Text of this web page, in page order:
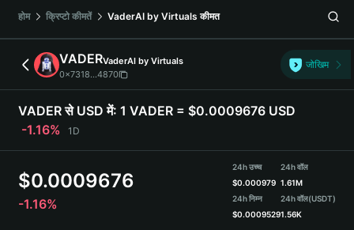
Italiano
Deutsch
简体中文
繁體中文
Português (Portugal)
Bahasa Indonesia
Español
होम क्रिप्टो कीमतें VaderAI by Virtuals कीमत
VADERVaderAI by Virtuals
0x7318...4870
जोखिम
VADER से USD में: 1 VADER = $0.0009676 USD
-1.16%
1D
$0.0009676
-1.16%
24h उच्च
$0.000979
24h निम्न
$0.0009529
24h वॉल
1.61M
24h वॉल(USDT)
1.56K